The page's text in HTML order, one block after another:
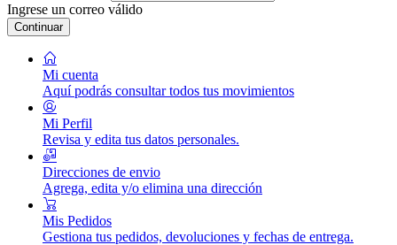
Ingrese un correo válido
Continuar
Mi cuenta
Aquí podrás consultar todos tus movimientos
Mi Perfil
Revisa y edita tus datos personales.
Direcciones de envio
Agrega, edita y/o elimina una dirección
Mis Pedidos
Gestiona tus pedidos, devoluciones y fechas de entrega.